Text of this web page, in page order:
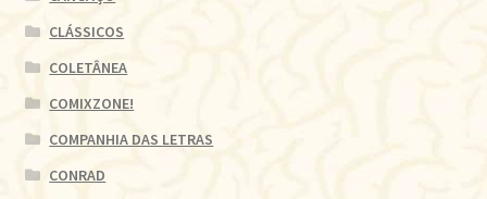
CLÁSSICOS
COLETÂNEA
COMIXZONE!
COMPANHIA DAS LETRAS
CONRAD